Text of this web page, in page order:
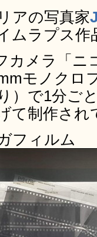
アの写真家
ムラプス作
カメラ「ニ
モノクロ
）で1分ご
て制作され
フィルム